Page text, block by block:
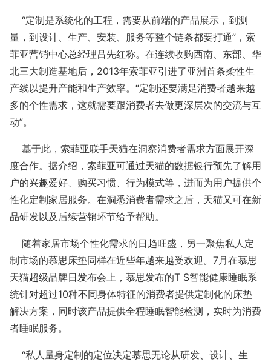
“定制是系统化的工程，需要从前端的产品展示，到测
量，到设计、生产、安装、服务等整个链条都要打通”，索
菲亚营销中心总经理吕先红称。在连续收购西南、东部、华
北三大制造基地后，2013年索菲亚引进了亚洲首条柔性生
产线以提升产能和生产效率。“定制还要满足消费者越来越
多的个性需求，这就需要跟消费者去做更深层次的交流与互
动”。
基于此，索菲亚联手天猫在洞察消费者需求方面展开深
度合作。据介绍，索菲亚可通过天猫的数据银行预先了解用
户的兴趣爱好、购买习惯、行为模式等，进而为用户提供个
性化定制家居服务。在洞悉消费者需求之后，天猫又可在新
品研发以及后续营销环节给予帮助。
随着家居市场个性化需求的日趋旺盛，另一聚焦私人定
制市场的慕思床垫同样在近些年越来越受欢迎。7月在慕思
天猫超级品牌日发布会上，慕思发布的T S智能健康睡眠系
统针对超过10种不同身体特征的消费者提供定制化的床垫
解决方案，同时该产品提供全程睡眠智能检测，实时为消费
者睡眠服务。
“私人量身定制的定位决定慕思无论从研发、设计、生